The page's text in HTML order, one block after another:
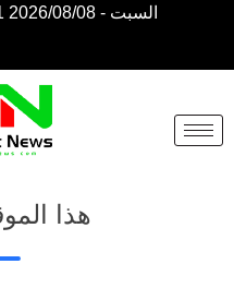
السبت - 2026/08/08 1:37:21 مساءً
هذا